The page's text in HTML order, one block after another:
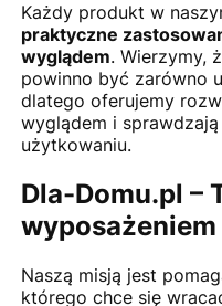
Każdy produkt w
praktyczne
wyglądem. Wierzymy,
powinno być zarówno
dlatego oferujemy
wyglądem i
użytkowaniu.
Dla-Domu.pl –
Naszą misją jest
którego chce się